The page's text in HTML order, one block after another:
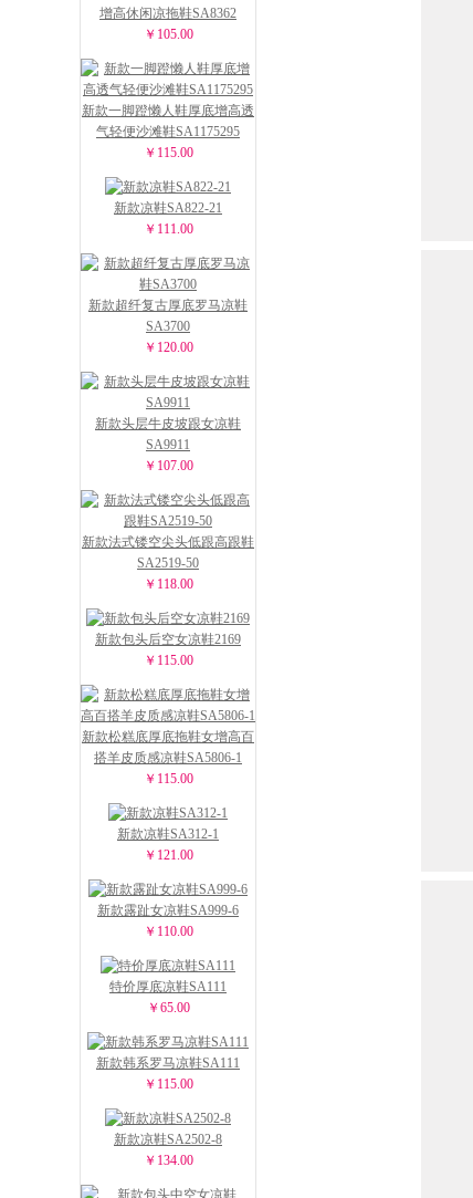
增高休闲凉拖鞋SA8362
￥105.00
新款一脚蹬懒人鞋厚底增高透
气轻便沙滩鞋SA1175295
￥115.00
新款凉鞋SA822-21
￥111.00
新款超纤复古厚底罗马凉鞋
SA3700
￥120.00
新款头层牛皮坡跟女凉鞋
SA9911
￥107.00
新款法式镂空尖头低跟高跟鞋
SA2519-50
￥118.00
新款包头后空女凉鞋2169
￥115.00
新款松糕底厚底拖鞋女增高百
搭羊皮质感凉鞋SA5806-1
￥115.00
新款凉鞋SA312-1
￥121.00
新款露趾女凉鞋SA999-6
￥110.00
特价厚底凉鞋SA111
￥65.00
新款韩系罗马凉鞋SA111
￥115.00
新款凉鞋SA2502-8
￥134.00